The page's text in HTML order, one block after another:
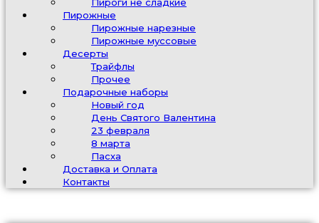
Пироги не сладкие
Пирожные
Пирожные нарезные
Пирожные муссовые
Десерты
Трайфлы
Прочее
Подарочные наборы
Новый год
День Святого Валентина
23 февраля
8 марта
Пасха
Доставка и Оплата
Контакты